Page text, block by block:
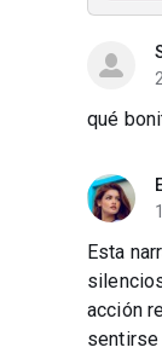
qué
Esta
acción
sentirse